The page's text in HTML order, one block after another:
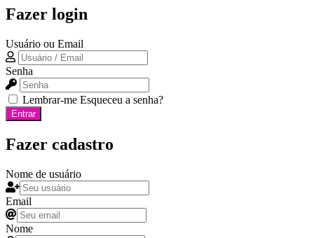
Fazer login
Usuário ou Email
Senha
Lembrar-me Esqueceu a senha?
Entrar
Fazer cadastro
Nome de usuário
Email
Nome